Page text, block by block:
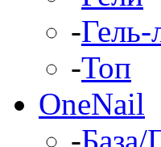
-Гель-
-Топ
OneNail